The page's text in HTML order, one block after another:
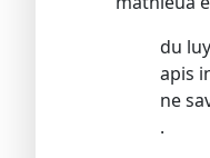
du
apis
ne
.